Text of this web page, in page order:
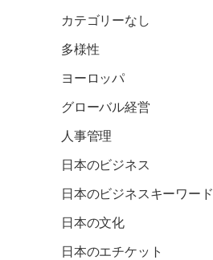
カテゴリーなし
多様性
ヨーロッパ
グローバル経営
人事管理
日本のビジネス
日本のビジネスキーワード
日本の文化
日本のエチケット